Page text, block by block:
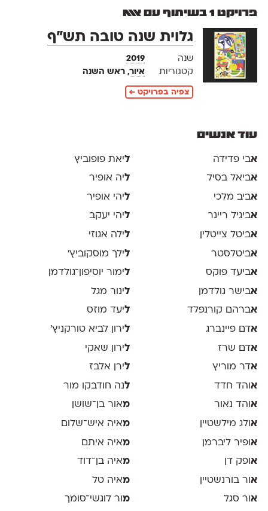
פרויקט 1 בשיתוף עם אאא
גלוית שנה טובה תש״ף
שנה
2019
קטגוריות
איור, ראש השנה
צפיה בפרויקט ←
עוד אנשים
אבי פדידה
אביאל בסיל
אביב מלכי
אביגיל ריינר
אביטל צייטלין
אביטלסטר
אביעד פוקס
אבישר גולדמן
אברהם קורנפלד
אדם פיינברג
אדם שרז
אדר מוריץ
אוהד חדד
אוהד נאור
אולג מילשטיין
אופיר ליברמן
אופק דן
אור בורנשטיין
אור סגל
ליאת פופוביץ
ליה אופיר
ליהי אופיר
ליהי יעקב
לילה אגוזי
לילך מוסקוביץ'
לימור יוסיפון־גולדמן
לינור מגל
ליעד מוזס
לירון לביא טורקניץ׳
לירון שאקי
לירן אלבז
לנה חודבקו מור
מאור בן־שושן
מאיה איש־שלום
מאיה איתם
מאיה בן־דוד
מאיה טל
מור לוגשי־סומך